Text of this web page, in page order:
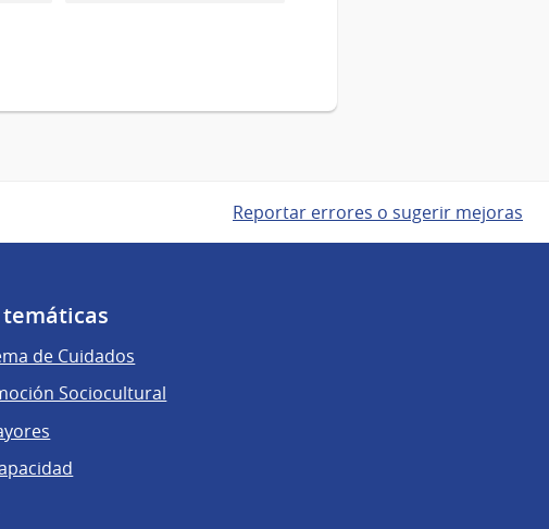
Reportar errores o sugerir mejoras
de Cuidados
Sociocultural